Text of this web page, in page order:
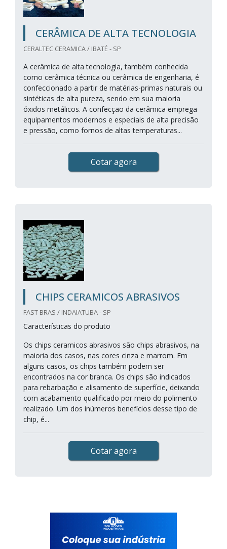
CERÂMICA DE ALTA TECNOLOGIA
CERALTEC CERAMICA / IBATÉ - SP
A cerâmica de alta tecnologia, também conhecida
como cerâmica técnica ou cerâmica de engenharia, é
confeccionado a partir de matérias-primas naturais ou
sintéticas de alta pureza, sendo em sua maioria
óxidos metálicos. A confecção da cerâmica emprega
equipamentos modernos e especiais de alta precisão
e pressão, como fornos de altas temperaturas...
Cotar agora
CHIPS CERAMICOS ABRASIVOS
FAST BRAS / INDAIATUBA - SP
Características do produto
Os chips ceramicos abrasivos são chips abrasivos, na
maioria dos casos, nas cores cinza e marrom. Em
alguns casos, os chips também podem ser
encontrados na cor branca. Os chips são indicados
para rebarbação e alisamento de superfície, deixando
com acabamento qualificado por meio do polimento
realizado. Um dos inúmeros benefícios desse tipo de
chip, é...
Cotar agora